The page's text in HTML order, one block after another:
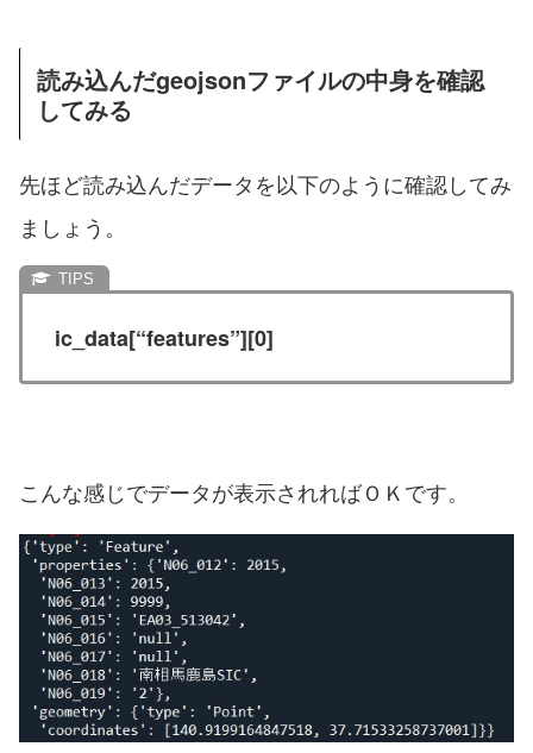
読み込んだgeojsonファイルの中身を確認
してみる
先ほど読み込んだデータを以下のように確認してみ
ましょう。
ic_data[“features”][0]
こんな感じでデータが表示されればＯＫです。